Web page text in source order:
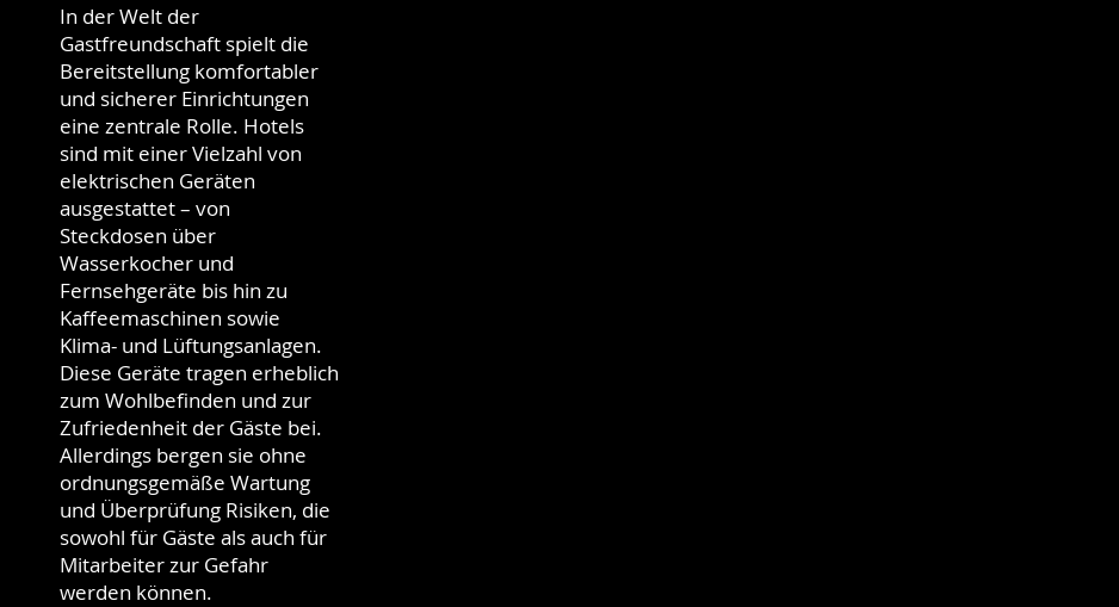
In der Welt der
Gastfreundschaft spielt die
Bereitstellung komfortabler
und sicherer Einrichtungen
eine zentrale Rolle. Hotels
sind mit einer Vielzahl von
elektrischen Geräten
ausgestattet – von
Steckdosen über
Wasserkocher und
Fernsehgeräte bis hin zu
Kaffeemaschinen sowie
Klima- und Lüftungsanlagen.
Diese Geräte tragen erheblich
zum Wohlbefinden und zur
Zufriedenheit der Gäste bei.
Allerdings bergen sie ohne
ordnungsgemäße Wartung
und Überprüfung Risiken, die
sowohl für Gäste als auch für
Mitarbeiter zur Gefahr
werden können.